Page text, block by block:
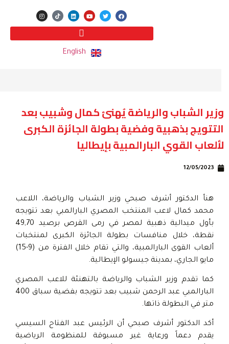
English
وزير الشباب والرياضة يُهنئ كمال وشبيب بعد
التتويج بذهبية وفضية بطولة الجائزة الكبرى
لألعاب القوي البارالمبية بإيطاليا
12/05/2023
هنأ الدكتور أشرف صبحي وزير الشباب والرياضة، اللاعب
محمد كمال لاعب المنتخب المصري البارالمبي بعد تتويجه
بأول ميدالية ذهبية لمصر في رمى القرص برصيد 49,70
نقطة، خلال منافسات بطولة الجائزة الكبرى لمنتخبات
ألعاب القوى البارالمبية، والتي تقام خلال الفترة من (9-15)
مايو الجاري، بمدينة جيسولو الإيطالية.
كما تقدم وزير الشباب والرياضة بالتهنئة للاعب المصري
البارالمبي عبد الرحمن شبيب بعد تتويجه بفضية سباق 400
متر في البطولة ذاتها.
أكد الدكتور أشرف صبحي أن الرئيس عبد الفتاح السيسي
يقدم دعماً ورعاية غير مسبوقة للمنظومة الرياضية